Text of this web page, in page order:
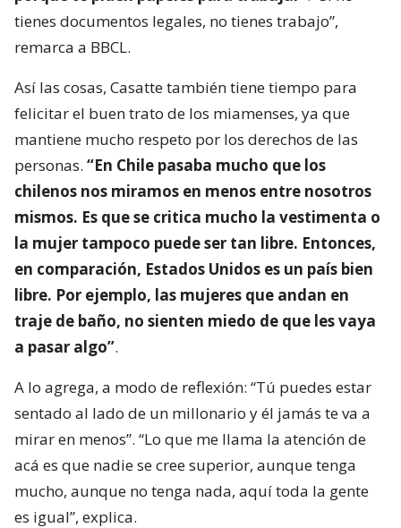
tienes documentos legales, no tienes trabajo”,
remarca a BBCL.
Así las cosas, Casatte también tiene tiempo para
felicitar el buen trato de los miamenses, ya que
mantiene mucho respeto por los derechos de las
personas. “En Chile pasaba mucho que los
chilenos nos miramos en menos entre nosotros
mismos. Es que se critica mucho la vestimenta o
la mujer tampoco puede ser tan libre. Entonces,
en comparación, Estados Unidos es un país bien
libre. Por ejemplo, las mujeres que andan en
traje de baño, no sienten miedo de que les vaya
a pasar algo”.
A lo agrega, a modo de reflexión: “Tú puedes estar
sentado al lado de un millonario y él jamás te va a
mirar en menos”. “Lo que me llama la atención de
acá es que nadie se cree superior, aunque tenga
mucho, aunque no tenga nada, aquí toda la gente
es igual”, explica.